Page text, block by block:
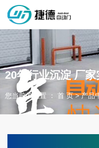
深圳市捷德自动门有限公司
制作销售和安装的企业，欢
为客户量身定制独属
一件起订、源头厂家、精
20年行业沉淀 厂
您当前的位置 ： 首 页>产品